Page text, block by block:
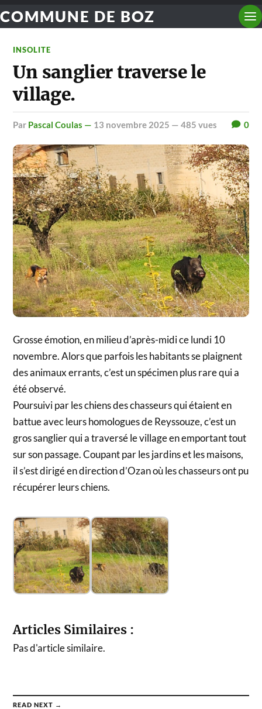
COMMUNE DE BOZ
INSOLITE
Un sanglier traverse le
village.
par Pascal Coulas — 13 novembre 2025 — 485 vues 0
Grosse émotion, en milieu d’après-midi ce lundi 10
novembre. Alors que parfois les habitants se plaignent
des animaux errants, c’est un spécimen plus rare qui a
été observé.
Poursuivi par les chiens des chasseurs qui étaient en
battue avec leurs homologues de Reyssouze, c’est un
gros sanglier qui a traversé le village en emportant tout
sur son passage. Coupant par les jardins et les maisons,
il s’est dirigé en direction d’Ozan où les chasseurs ont pu
récupérer leurs chiens.
Articles Similaires :
Pas d'article similaire.
READ NEXT →